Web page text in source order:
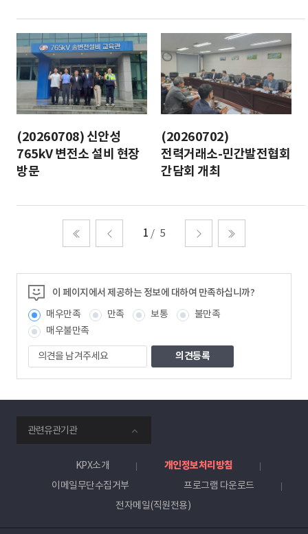
(20260708) 신안성
765kV 변전소 설비 현장
방문
(20260702)
전력거래소-민간발전협회
간담회 개최
1 5
이 페이지에서 제공하는 정보에 대하여 만족하십니까?
매우만족
만족 보통
불만족
매우불만족
의
견
을
겨
주
세
요
관련유관기관
KPX소개
개인정보처리방침
이메일무단수집거부
프로그램 다운로드
전자메일(직원전용)